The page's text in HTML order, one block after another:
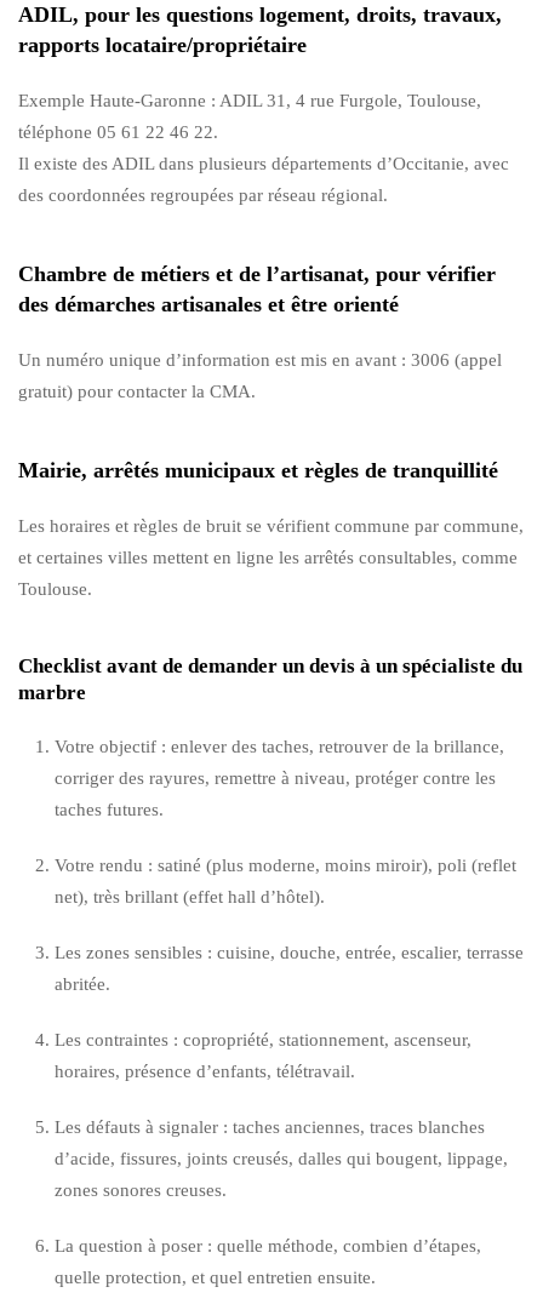
ADIL, pour les questions logement, droits, travaux,
rapports locataire/propriétaire
Exemple Haute-Garonne : ADIL 31, 4 rue Furgole, Toulouse,
téléphone 05 61 22 46 22.
Il existe des ADIL dans plusieurs départements d’Occitanie, avec
des coordonnées regroupées par réseau régional.
Chambre de métiers et de l’artisanat, pour vérifier
des démarches artisanales et être orienté
Un numéro unique d’information est mis en avant : 3006 (appel
gratuit) pour contacter la CMA.
Mairie, arrêtés municipaux et règles de tranquillité
Les horaires et règles de bruit se vérifient commune par commune,
et certaines villes mettent en ligne les arrêtés consultables, comme
Toulouse.
Checklist avant de demander un devis à un spécialiste du
marbre
Votre objectif : enlever des taches, retrouver de la brillance,
corriger des rayures, remettre à niveau, protéger contre les
taches futures.
Votre rendu : satiné (plus moderne, moins miroir), poli (reflet
net), très brillant (effet hall d’hôtel).
Les zones sensibles : cuisine, douche, entrée, escalier, terrasse
abritée.
Les contraintes : copropriété, stationnement, ascenseur,
horaires, présence d’enfants, télétravail.
Les défauts à signaler : taches anciennes, traces blanches
d’acide, fissures, joints creusés, dalles qui bougent, lippage,
zones sonores creuses.
La question à poser : quelle méthode, combien d’étapes,
quelle protection, et quel entretien ensuite.